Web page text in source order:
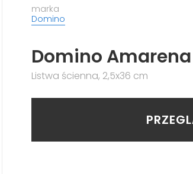
marka
Domino
Domino Amarena
Listwa ścienna, 2,5x36 cm